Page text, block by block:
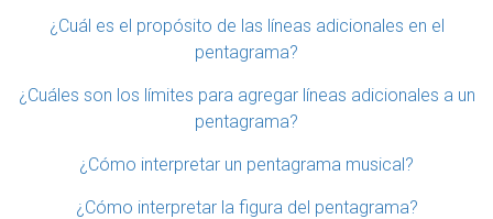
¿Cuál es el propósito de las líneas adicionales en el
pentagrama?
¿Cuáles son los límites para agregar líneas adicionales a un
pentagrama?
¿Cómo interpretar un pentagrama musical?
¿Cómo interpretar la figura del pentagrama?